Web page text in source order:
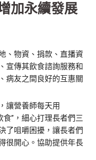
加永續發展
、物資、捐款、直播資
宣傳其飲食諮詢服務和
病友之間良好的互惠關
讓營養師每天用
”，細心打理長者們三
了咀嚼困擾，讓長者們
很開心。協助提供年長